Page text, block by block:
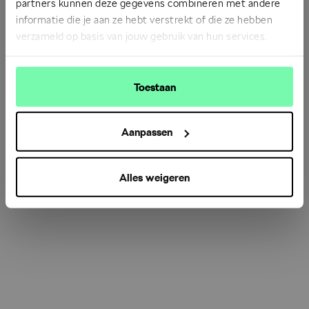
partners kunnen deze gegevens combineren met andere
informatie die je aan ze hebt verstrekt of die ze hebben
verzameld op basis van jouw gebruik van hun services.
Toestaan
Aanpassen
Alles weigeren